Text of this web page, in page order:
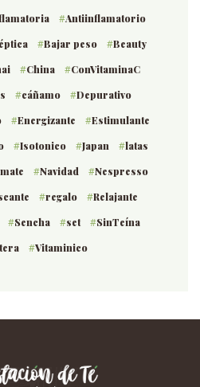
Antiinflamatorio
Bajar peso
Beauty
China
ConVitaminaC
cáñamo
Depurativo
Energizante
Estimulante
Isotonico Japan
latas
mate Navidad
Nespresso
regalo
Relajante
Sencha set
SinTeína
Vitaminico